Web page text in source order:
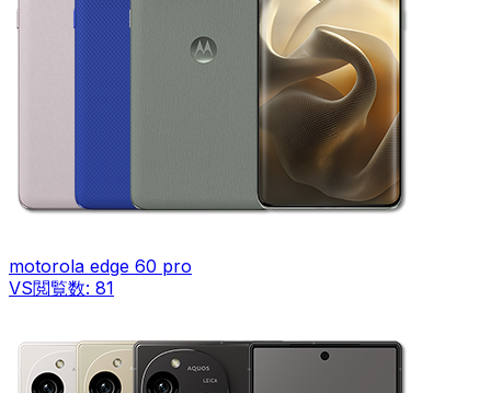
motorola edge 60 pro
VS閲覧数: 81